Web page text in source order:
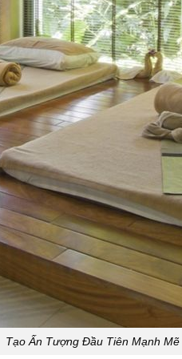
Tạo Ấn Tượng Đầu Tiên Mạnh Mẽ